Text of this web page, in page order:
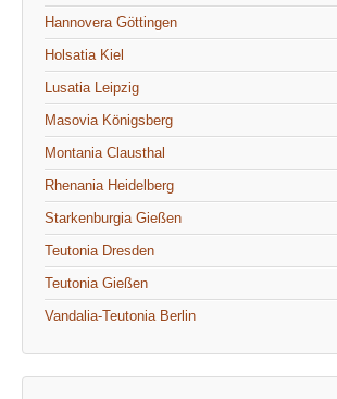
Hannovera Göttingen
Holsatia Kiel
Lusatia Leipzig
Masovia Königsberg
Montania Clausthal
Rhenania Heidelberg
Starkenburgia Gießen
Teutonia Dresden
Teutonia Gießen
Vandalia-Teutonia Berlin